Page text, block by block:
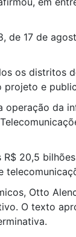
de 17 de
os distritos
e
da
20,5
Otto
O texto